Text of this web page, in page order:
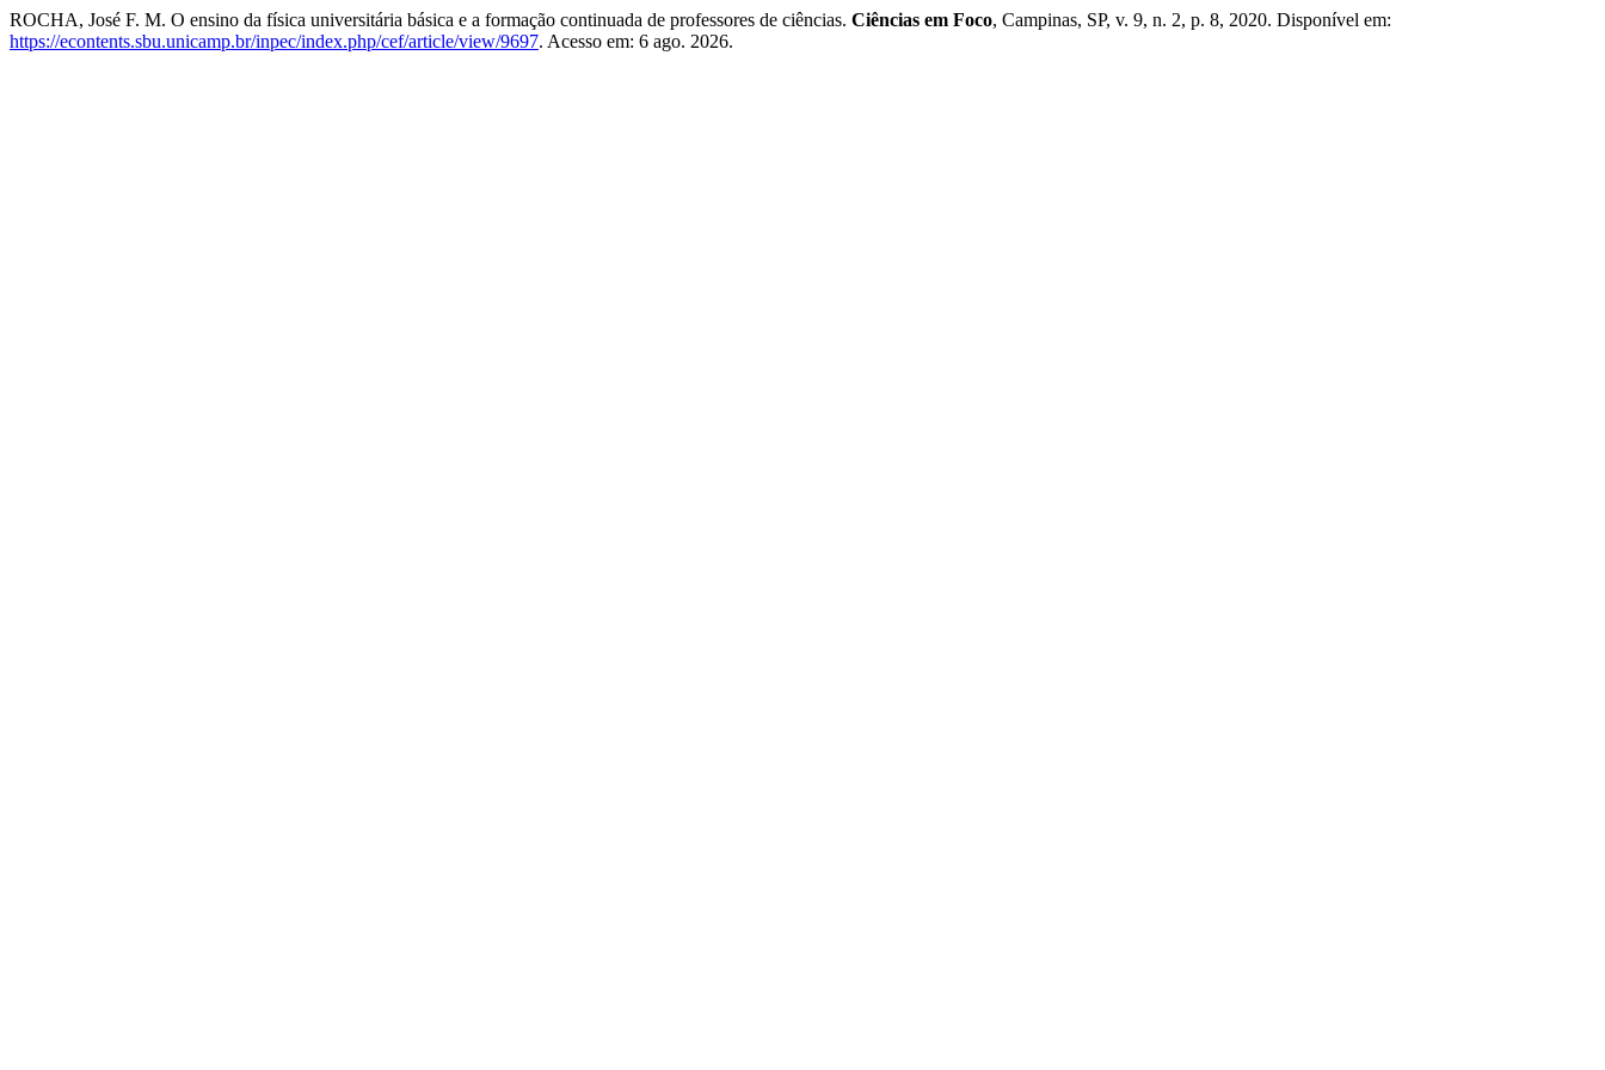
ROCHA, José F. M. O ensino da física universitária básica e a formação continuada de professores de ciências. Ciências em Foco, Campinas, SP, v. 9, n. 2, p. 8, 2020. Disponível em:
https://econtents.sbu.unicamp.br/inpec/index.php/cef/article/view/9697. Acesso em: 6 ago. 2026.